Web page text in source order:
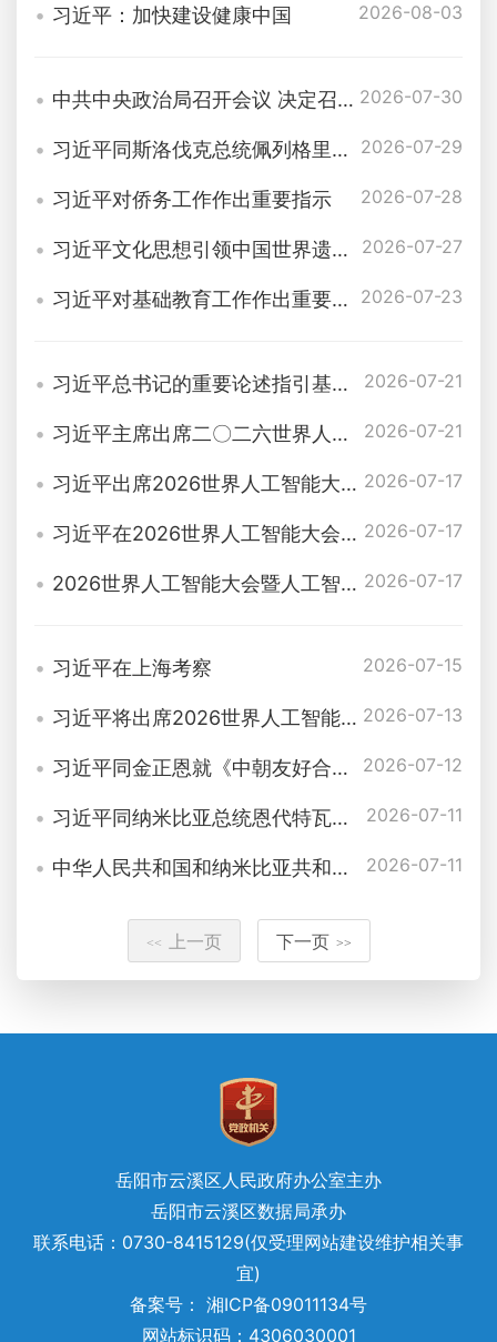
习近平：加快建设健康中国 2026-08-03
中共中央政治局召开会议 决定召开二十届五中全会 分析研究当前经济形势和经济工作 中共中央总书记习近平主持会议 2026-07-30
习近平同斯洛伐克总统佩列格里尼会谈 2026-07-29
习近平对侨务工作作出重要指示 2026-07-28
习近平文化思想引领中国世界遗产申报保护工作壮阔实践 2026-07-27
习近平对基础教育工作作出重要指示 2026-07-23
习近平总书记的重要论述指引基础教育改革发展开创新局面 2026-07-21
习近平主席出席二〇二六世界人工智能大会暨人工智能全球治理高级别会议系列活动纪实 2026-07-21
习近平出席2026世界人工智能大会暨人工智能全球治理高级别会议开幕式并发表主旨讲话 2026-07-17
习近平在2026世界人工智能大会暨人工智能全球治理高级别会议开幕式上的主旨讲话（全文） 2026-07-17
2026世界人工智能大会暨人工智能全球治理高级别会议主席声明（全文） 2026-07-17
习近平在上海考察 2026-07-15
习近平将出席2026世界人工智能大会暨人工智能全球治理高级别会议开幕式并发表主旨讲话 2026-07-13
习近平同金正恩就《中朝友好合作互助条约》签订65周年互致贺电 2026-07-12
习近平同纳米比亚总统恩代特瓦会谈 2026-07-11
中华人民共和国和纳米比亚共和国关于构建新时代中纳命运共同体的联合声明 2026-07-11
<< 上一页 下一页 >>
岳阳市云溪区人民政府办公室主办
岳阳市云溪区数据局承办
联系电话：0730-8415129(仅受理网站建设维护相关事
宜)
备案号： 湘ICP备09011134号
网站标识码：4306030001